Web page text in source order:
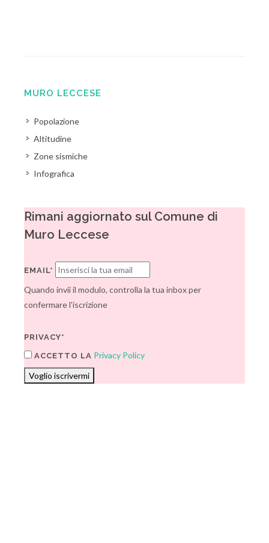
MURO LECCESE
Popolazione
Altitudine
Zone sismiche
Infografica
Rimani aggiornato sul Comune di
Muro Leccese
EMAIL*
Quando invii il modulo, controlla la tua inbox per
confermare l'iscrizione
PRIVACY*
ACCETTO LA Privacy Policy
Voglio iscrivermi